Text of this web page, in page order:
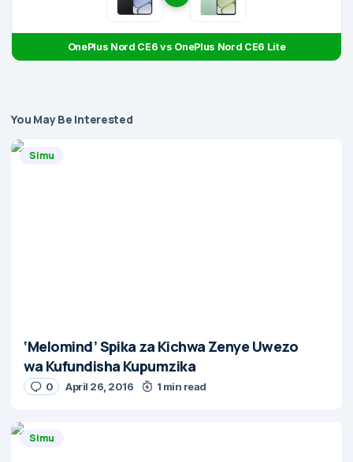
OnePlus Nord CE6 vs OnePlus Nord CE6 Lite
You May Be Interested
Simu
‘Melomind’ Spika za Kichwa Zenye Uwezo
wa Kufundisha Kupumzika
0 April 26, 2016 1 min read
Simu